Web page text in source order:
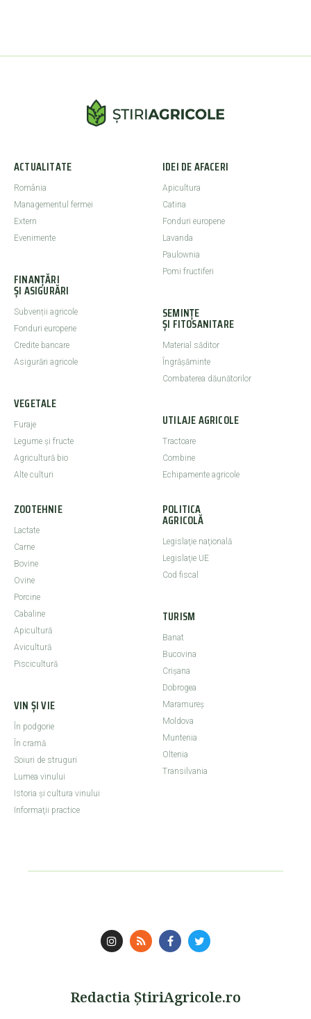
ACTUALITATE
România
Managementul fermei
Extern
Evenimente
FINANȚĂRI
ȘI ASIGURĂRI
Subvenții agricole
Fonduri europene
Credite bancare
Asigurări agricole
VEGETALE
Furaje
Legume şi fructe
Agricultură bio
Alte culturi
IDEI DE AFACERI
Apicultura
Catina
Fonduri europene
Lavanda
Paulownia
Pomi fructiferi
SEMINȚE
ȘI FITOSANITARE
Material săditor
Îngrășăminte
Combaterea dăunătorilor
UTILAJE AGRICOLE
Tractoare
Combine
Echipamente agricole
ZOOTEHNIE
Lactate
Carne
Bovine
Ovine
Porcine
Cabaline
Apicultură
Avicultură
Piscicultură
VIN ȘI VIE
În podgorie
În cramă
Soiuri de struguri
Lumea vinului
Istoria şi cultura vinului
Informaţii practice
POLITICA
AGRICOLĂ
Legislaţie naţională
Legislaţie UE
Cod fiscal
TURISM
Banat
Bucovina
Crişana
Dobrogea
Maramureş
Moldova
Muntenia
Oltenia
Transilvania
Redactia ŞtiriAgricole.ro